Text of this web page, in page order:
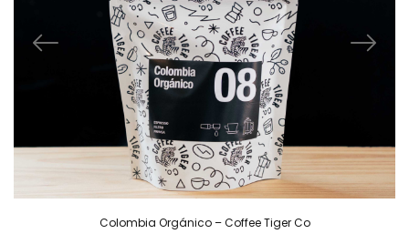
Colombia Orgánico – Coffee Tiger Co